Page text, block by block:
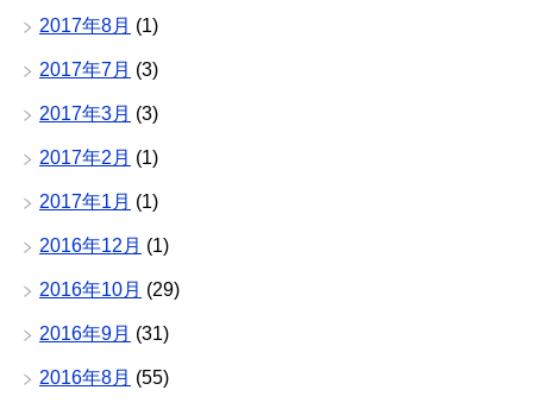
2017年8月 (1)
2017年7月 (3)
2017年3月 (3)
2017年2月 (1)
2017年1月 (1)
2016年12月 (1)
2016年10月 (29)
2016年9月 (31)
2016年8月 (55)